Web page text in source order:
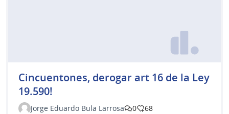
Cincuentones, derogar art 16 de la Ley
19.590!
Jorge Eduardo Bula Larrosa 0 68